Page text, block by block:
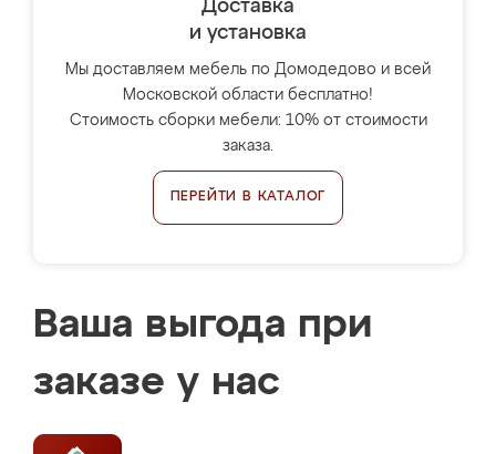
Доставка
и установка
Мы доставляем мебель по Домодедово и всей
Московской области бесплатно!
Стоимость сборки мебели: 10% от стоимости
заказа.
ПЕРЕЙТИ В КАТАЛОГ
Ваша выгода при
заказе у нас